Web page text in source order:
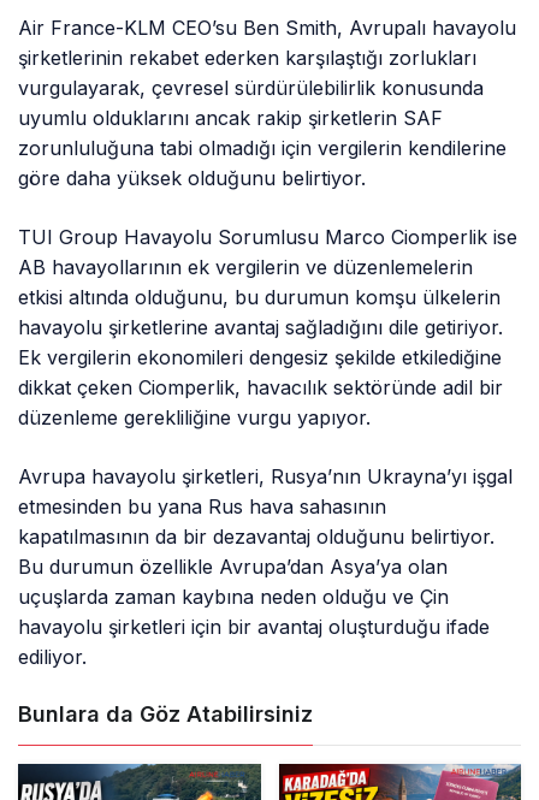
Air France-KLM CEO’su Ben Smith, Avrupalı havayolu
şirketlerinin rekabet ederken karşılaştığı zorlukları
vurgulayarak, çevresel sürdürülebilirlik konusunda
uyumlu olduklarını ancak rakip şirketlerin SAF
zorunluluğuna tabi olmadığı için vergilerin kendilerine
göre daha yüksek olduğunu belirtiyor.
TUI Group Havayolu Sorumlusu Marco Ciomperlik ise
AB havayollarının ek vergilerin ve düzenlemelerin
etkisi altında olduğunu, bu durumun komşu ülkelerin
havayolu şirketlerine avantaj sağladığını dile getiriyor.
Ek vergilerin ekonomileri dengesiz şekilde etkilediğine
dikkat çeken Ciomperlik, havacılık sektöründe adil bir
düzenleme gerekliliğine vurgu yapıyor.
Avrupa havayolu şirketleri, Rusya’nın Ukrayna’yı işgal
etmesinden bu yana Rus hava sahasının
kapatılmasının da bir dezavantaj olduğunu belirtiyor.
Bu durumun özellikle Avrupa’dan Asya’ya olan
uçuşlarda zaman kaybına neden olduğu ve Çin
havayolu şirketleri için bir avantaj oluşturduğu ifade
ediliyor.
Bunlara da Göz Atabilirsiniz